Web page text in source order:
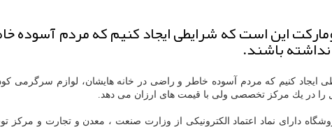
این است كه شرایطی ایجاد كنیم كه مردم آسوده
نداشته باشند.
كنیم كه مردم آسوده خاطر و راضی در خانه هایشان، لوازم سرگرمی
را در یك مركز تخصصی ولی با قیمت های ارزان می دهد.
دارای نماد اعتماد الکترونیکی از وزارت صنعت ، معدن و تجارت و